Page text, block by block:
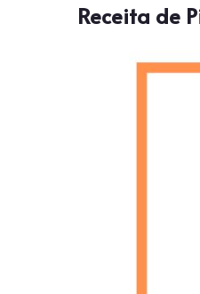
Receita de